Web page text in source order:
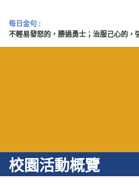
每日金句 :
不輕易發怒的，勝過勇士；治服己心的，
校園活動概覽